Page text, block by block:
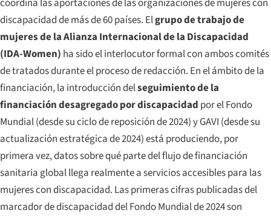
coordina las aportaciones de las organizaciones de mujeres con
discapacidad de más de 60 países. Elgrupo de trabajo de
mujeres de la Alianza Internacional de la Discapacidad
(IDA-Women) ha sido el interlocutor formal con ambos comités
de tratados durante el proceso de redacción. En el ámbito de la
financiación, la introducción delseguimiento de la
financiación desagregado por discapacidad por el Fondo
Mundial (desde su ciclo de reposición de 2024) y GAVI (desde su
actualización estratégica de 2024) está produciendo, por
primera vez, datos sobre qué parte del flujo de financiación
sanitaria global llega realmente a servicios accesibles para las
mujeres con discapacidad. Las primeras cifras publicadas del
marcador de discapacidad del Fondo Mundial de 2024 son